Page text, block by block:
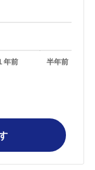
年前 半年前